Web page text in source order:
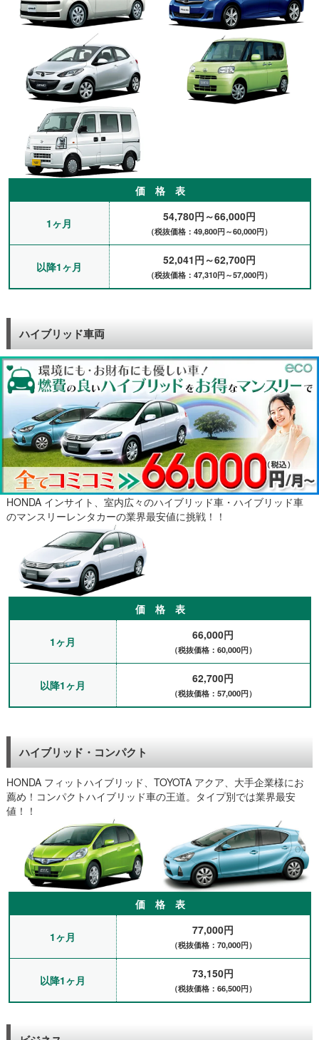
ん。しばらくこのままお願いしようかと思っています。姫路市S
様
新車購入までのつなぎでお借りしました。スタッドレスタイヤも
装備可能との事なのでお願いしました。他に何社か調べたのです
がこちらが一番安かったのでお願いしました。知り合いが新車を
購入する予定ですので、紹介しようと思います。ありがとうござ
いました。姫路市M様
帰省の際に使いました。荷物が多いので、大きい車を借りたので
すが、他と比べてもかなり安いのがいいです。最初はレンタカー
を借りないでおこうかとも思ったのですが、やはり車があると便
利でした。また来年もお願いします。姫路市U様
車が急に故障してしまったので、急いで連絡して借りました。1
か月だけでしたが車がないと困りますので助かりました。姫路ま
ですぐに車を持ってきてもらえたのが良かったです。姫路市O様
先日の雪で車が事故ってしまい買い替えなければならなくなった
ので電話したところすぐに来てくれるみたいだったのでお願いし
ました。スタッドレスタイヤも対応可能だったので助かりまし
た。新車の納車まで2か月かかりその間使っていたのですが、き
ちんと走れたんで良かったです。姫路市I様
4月5月が繁忙期なのでこちらで毎年お借りしています。車を買う
す。営業用の車なのですが、ナビETCがついているのでとても助
かります。またお願いします。姫路市D様
普段から車に乗っていますが、今回車検で車に故障が見つかった
ので買い替えることにしました。買換えの間の1か月車がないと
困りますのでこちらでお車をお借りしました。急なお願いだった
のですがすぐにお借りできて助かりました。姫路市E様
賃貸自動車さんは関東で利用しており、全国にあるので、今回は
出張のため、姫路市内で通勤目的でマンスリーレンタカーを借り
ました。宿泊ホテルまで納車をお願いして、2月半から3ヶ月程の
予定で、あとは日割りでの延長もできるので、出張の際は気軽に
利用させて頂いております。姫路市O様
以前、岡山や広島でお世話になりました。今回は高砂へ出張のた
め予約させて頂きました。近くへ通勤だけでしたのでトヨタのパ
ッソを用意してもらいました。3ヶ月ほどの予定でしたが、問題
なく工程がすすみ2ヶ月半ほどでお返しできて良かったです。ま
たお願いすると思いますが、その際はご連絡させて頂きます。よ
ろしくお願いいたします。高砂市Ｋ様
価 格 表
1ヶ月 54,780円～66,000円
（税抜価格：49,800円～60,000円）
以降1ヶ月 52,041円～62,700円
（税抜価格：47,310円～57,000円）
ハイブリッド車両
HONDA インサイト、室内広々のハイブリッド車・ハイブリッド車
のマンスリーレンタカーの業界最安値に挑戦！！
価 格 表
1ヶ月 66,000円
（税抜価格：60,000円）
以降1ヶ月 62,700円
（税抜価格：57,000円）
ハイブリッド・コンパクト
HONDA フィットハイブリッド、TOYOTA アクア、大手企業様にお
薦め！コンパクトハイブリッド車の王道。タイプ別では業界最安
値！！
価 格 表
1ヶ月 77,000円
（税抜価格：70,000円）
以降1ヶ月 73,150円
（税抜価格：66,500円）